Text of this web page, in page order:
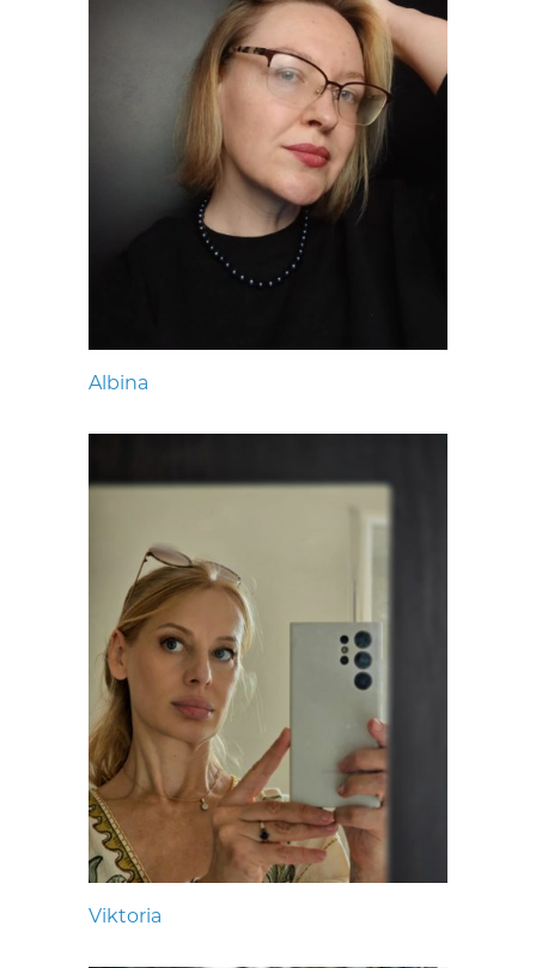
Albina
Viktoria